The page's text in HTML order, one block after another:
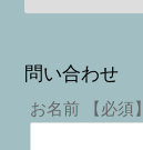
問い合わせ
お名前 【必須】